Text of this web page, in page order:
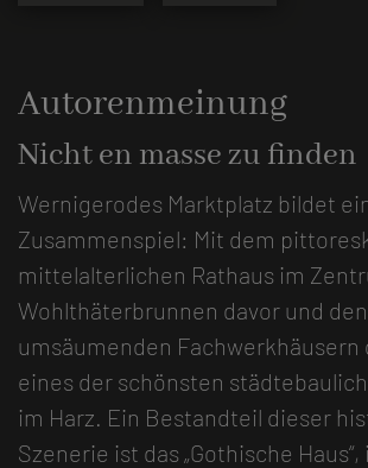
Autorenmeinung
Nicht en masse zu finden
Wernigerodes Marktplatz bildet
Zusammenspiel: Mit dem
mittelalterlichen Rathaus im
Wohlthäterbrunnen davor und
umsäumenden Fachwerkhäusern
eines der schönsten
im Harz. Ein Bestandteil dieser
Szenerie ist das „Gothische